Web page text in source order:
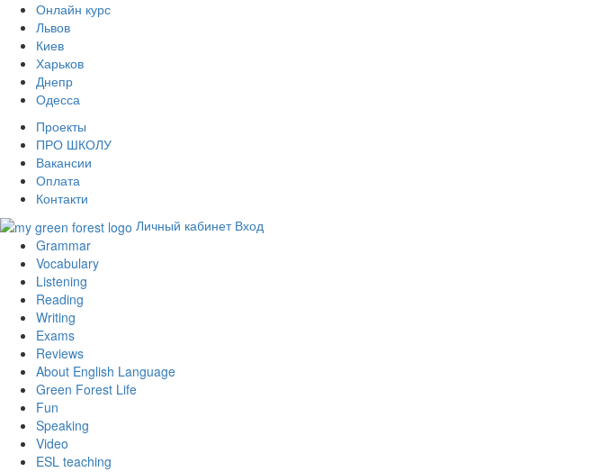
Онлайн курс
Львов
Киев
Харьков
Днепр
Одесса
Проекты
ПРО ШКОЛУ
Вакансии
Оплата
Контакти
Личный кабинет Вход
Grammar
Vocabulary
Listening
Reading
Writing
Exams
Reviews
About English Language
Green Forest Life
Fun
Speaking
Video
ESL teaching